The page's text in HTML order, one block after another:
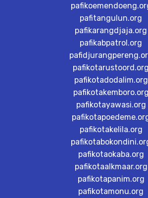
pafitangulun.org
pafikarangdjaja.org
pafikabpatrol.org
pafikotarustoord.org
pafikotadodalim.org
pafikotakemboro.org
pafikotayawasi.org
pafikotakelila.org
pafikotaokaba.org
pafikotaalkmaar.org
pafikotapanim.org
pafikotamonu.org